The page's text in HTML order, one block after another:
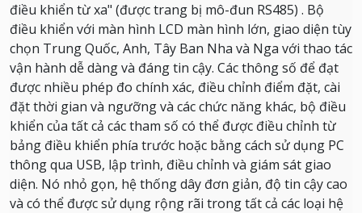
điều khiển từ xa" (được trang bị mô-đun RS485) . Bộ
điều khiển với màn hình LCD màn hình lớn, giao diện tùy
chọn Trung Quốc, Anh, Tây Ban Nha và Nga với thao tác
vận hành dễ dàng và đáng tin cậy. Các thông số để đạt
được nhiều phép đo chính xác, điều chỉnh điểm đặt, cài
đặt thời gian và ngưỡng và các chức năng khác, bộ điều
khiển của tất cả các tham số có thể được điều chỉnh từ
bảng điều khiển phía trước hoặc bằng cách sử dụng PC
thông qua USB, lập trình, điều chỉnh và giám sát giao
diện. Nó nhỏ gọn, hệ thống dây đơn giản, độ tin cậy cao
và có thể được sử dụng rộng rãi trong tất cả các loại hệ